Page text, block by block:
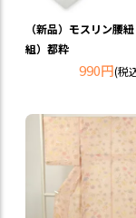
（新品）モスリン腰
組）都粋
990円(税